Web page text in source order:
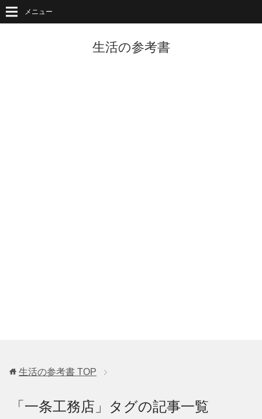
生活の参考書
メニュー
生活の参考書 TOP
「一条工務店」タグの記事一覧